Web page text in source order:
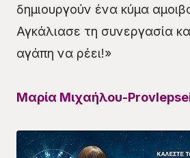
δημιουργούν ένα κύμα
Αγκάλιασε τη συνεργασία
αγάπη να ρέει!»
Μαρία Μιχαήλου-